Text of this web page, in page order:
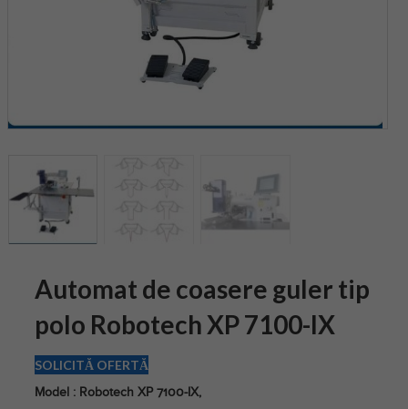
Automat de coasere guler tip
polo Robotech XP 7100-IX
SOLICITĂ OFERTĂ
Model : Robotech XP 7100-IX,